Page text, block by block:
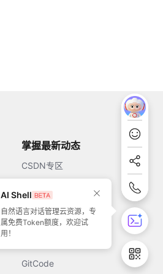
掌握最新动态
CSDN专区
51CTO
GitCode
AI Shell
自然语言对话管理云资源，专
属免费Token额度，欢迎试
用！